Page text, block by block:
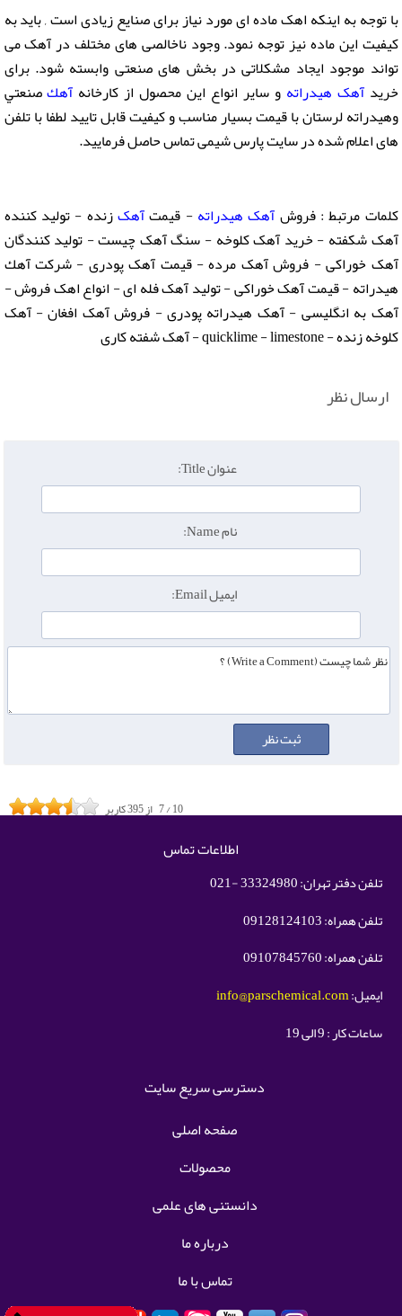
با توجه به اینکه اهک ماده ای مورد نیاز برای صنایع زیادی است , باید به
کیفیت این ماده نیز توجه نمود. وجود ناخالصی های مختلف در آهک می
تواند موجود ایجاد مشکلاتی در بخش های صنعتی وابسته شود. برای
خریدآهک هیدراته و سایر انواع این محصول از کارخانه آهكصنعتي
وهيدراته لرستان با قیمت بسیار مناسب و کیفیت قابل تایید لطفا با تلفن
های اعلام شده در سایت پارس شیمی تماس حاصل فرمایید.
کلمات مرتبط : فروشآهک هیدراته- قیمتآهکزنده - تولید کننده
آهک شکفته - خرید آهک کلوخه - سنگ آهک چیست - تولید کنندگان
آهک خوراکی - فروش آهک مرده - قیمت آهک پودری - شرکت آهك
هیدراته - قیمت آهک خوراکی - تولید آهک فله ای - انواع اهک فروش -
آهک به انگلیسی - آهک هیدراته پودری - فروش آهک افغان - آهک
کلوخه زنده - quicklime - limestone - آهک شفته کاری
ارسال نظر
عنوان Title:
نام Name:
ایمیل Email:
7/10 از395کاربر
اطلاعات تماس
تلفن دفتر تهران: 33324980 -021
تلفن همراه: 09128124103
تلفن همراه: 09107845760
ایمیل:info@parschemical.com
ساعات کار : 9 الی 19
دسترسی سریع سایت
صفحه اصلی
محصولات
دانستنی های علمی
درباره ما
تماس با ما